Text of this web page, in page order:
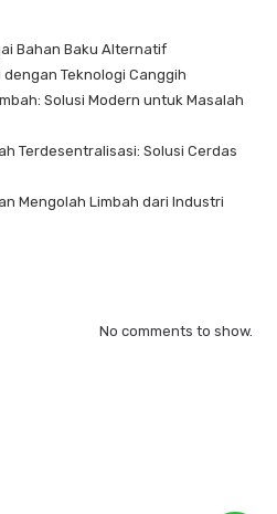
Bahan Baku Alternatif
Teknologi Canggih
Solusi Modern untuk Masalah
Terdesentralisasi: Solusi Cerdas
Mengolah Limbah dari Industri
No comments to show.